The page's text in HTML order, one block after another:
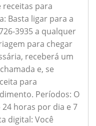
receitas para
Basta ligar para a
3935 a qualquer
para chegar
receberá um
e, se
para
Períodos: O
horas por dia e 7
digital: Você